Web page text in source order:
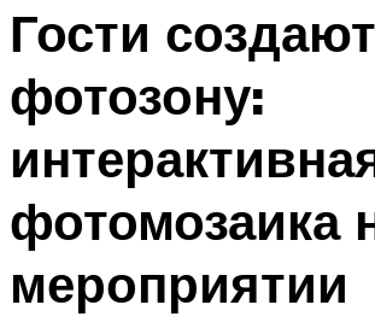
Праздничный стол
Меню
Гости создают
фотозону:
фотомозаика
мероприятии